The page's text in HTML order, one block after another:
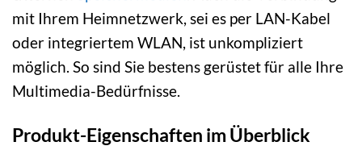
mit Ihrem Heimnetzwerk, sei es per LAN-Kabel
oder integriertem WLAN, ist unkompliziert
möglich. So sind Sie bestens gerüstet für alle Ihre
Multimedia-Bedürfnisse.
Produkt-Eigenschaften im Überblick